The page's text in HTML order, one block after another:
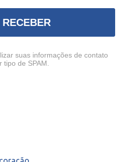
RECEBER
suas informações de contato
de SPAM.